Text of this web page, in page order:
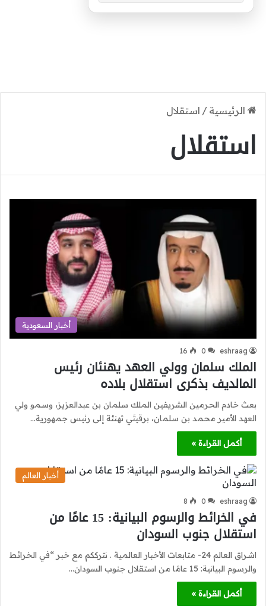
الرئيسية / استقلال
استقلال
أخبار السعودية
eshraag
0
16
الملك سلمان وولي العهد يهنئان رئيس
المالديف بذكرى استقلال بلاده
بعث خادم الحرمين الشريفين الملك سلمان بن عبدالعزيز، وسمو ولي
العهد الأمير محمد بن سلمان، برقيتَي تهنئة إلى رئيس جمهورية…
أكمل القراءة »
أخبار العالم
eshraag
0
8
في الخرائط والرسوم البيانية: 15 عامًا من
استقلال جنوب السودان
اشراق العالم 24- متابعات الأخبار العالمية . نترككم مع خبر “في الخرائط
والرسوم البيانية: 15 عامًا من استقلال جنوب السودان…
أكمل القراءة »